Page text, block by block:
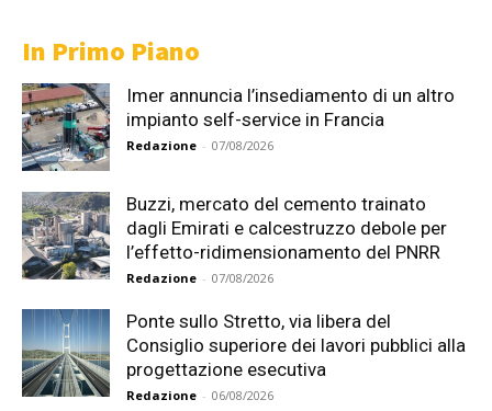
In Primo Piano
Imer annuncia l’insediamento di un altro
impianto self-service in Francia
Redazione - 07/08/2026
Buzzi, mercato del cemento trainato
dagli Emirati e calcestruzzo debole per
l’effetto-ridimensionamento del PNRR
Redazione - 07/08/2026
Ponte sullo Stretto, via libera del
Consiglio superiore dei lavori pubblici alla
progettazione esecutiva
Redazione - 06/08/2026